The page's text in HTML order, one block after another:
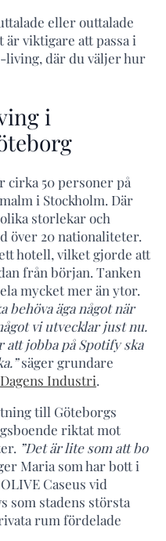
eller outtalade
är viktigare att passa i
living, där du väljer hur
i
cirka 50 personer på
i Stockholm. Där
storlekar och
över 20 nationaliteter.
hotell, vilket gjorde att
från början. Tanken
mycket mer än ytor.
behöva äga något när
vi utvecklar just nu.
jobba på Spotify ska
säger grundare
Dagens Industri.
till Göteborgs
riktat mot
”Det är lite som att bo
Maria som har bott i
Caseus vid
som stadens största
rum fördelade